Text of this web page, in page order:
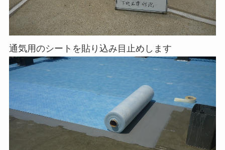
通気用のシートを貼り込み目止めします